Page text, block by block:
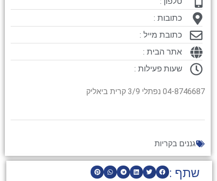
שתף :
כתובות :
כתובת מייל :
אתר הבית :
שעות פעילות :
04-8746687 נפתלי 3/9 קרית ביאליק
גננים בקריות